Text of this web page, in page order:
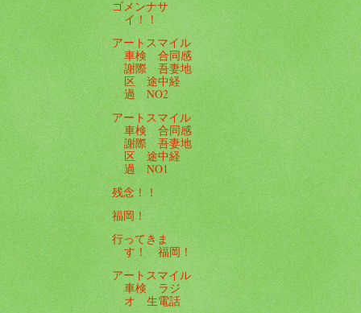
ゴメンナサ
イ！！
アートスマイル
車検 合同感
謝際 吾妻地
区 途中経
過 NO2
アートスマイル
車検 合同感
謝際 吾妻地
区 途中経
過 NO1
残念！！
福岡！
行ってきま
す！ 福岡！
アートスマイル
車検 ラジ
オ 生電話